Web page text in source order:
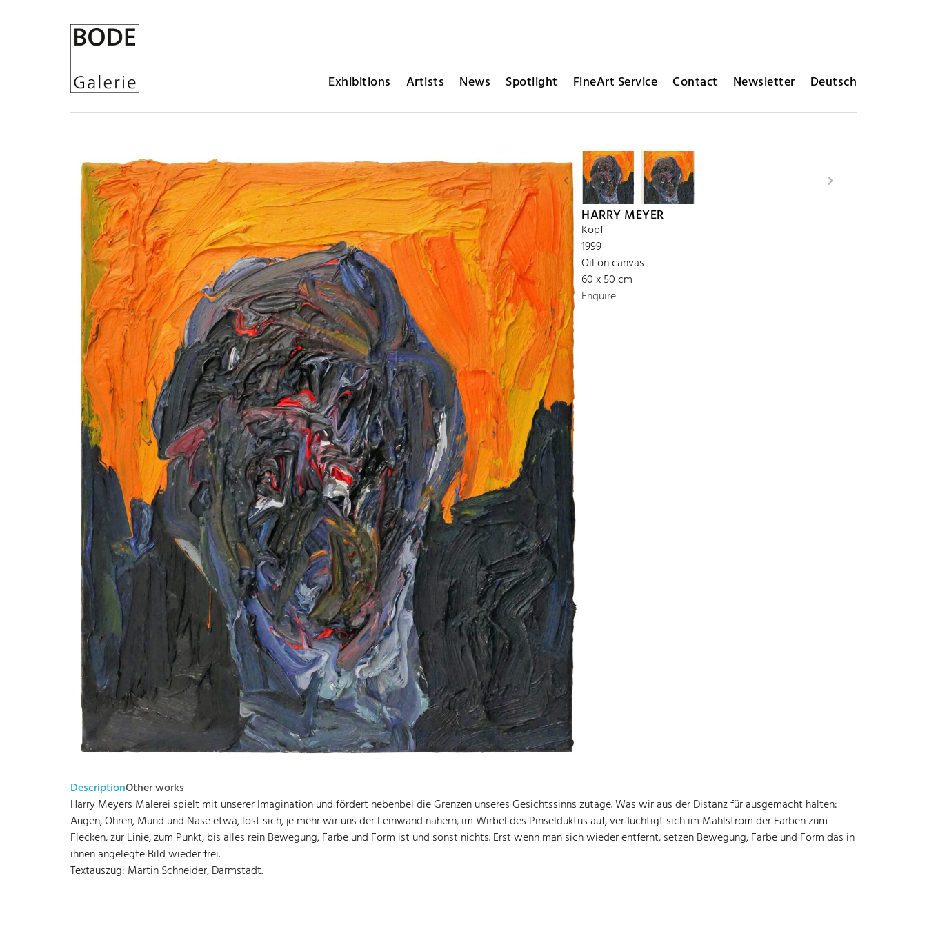
Exhibitions Artists News Spotlight FineArt Service Contact Newsletter Deutsch
HARRY MEYER
Kopf
1999
Oil on canvas
60 x 50 cm
Enquire
DescriptionOther works
Harry Meyers Malerei spielt mit unserer Imagination und fördert nebenbei die Grenzen unseres Gesichtssinns zutage. Was wir aus der Distanz für ausgemacht halten:
Augen, Ohren, Mund und Nase etwa, löst sich, je mehr wir uns der Leinwand nähern, im Wirbel des Pinselduktus auf, verflüchtigt sich im Mahlstrom der Farben zum
Flecken, zur Linie, zum Punkt, bis alles rein Bewegung, Farbe und Form ist und sonst nichts. Erst wenn man sich wieder entfernt, setzen Bewegung, Farbe und Form das in
ihnen angelegte Bild wieder frei.
Textauszug: Martin Schneider, Darmstadt.